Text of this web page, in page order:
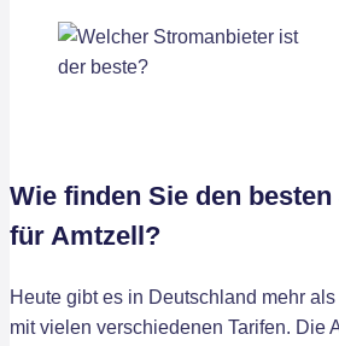
Wie finden Sie den
für Amtzell?
Heute gibt es in Deutschland mehr
mit vielen verschiedenen Tarifen. Die